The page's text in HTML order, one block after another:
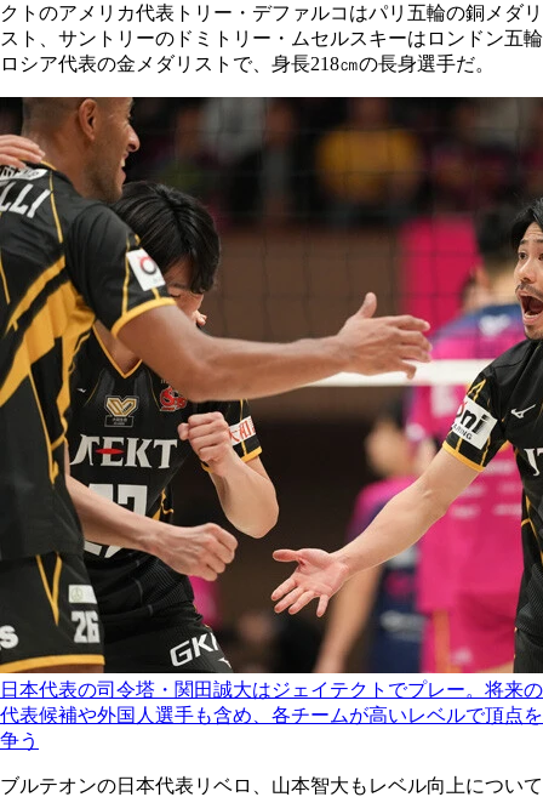
クトのアメリカ代表トリー・デファルコはパリ五輪の銅メダリ
スト、サントリーのドミトリー・ムセルスキーはロンドン五輪
ロシア代表の金メダリストで、身長218㎝の長身選手だ。
日本代表の司令塔・関田誠大はジェイテクトでプレー。将来の
代表候補や外国人選手も含め、各チームが高いレベルで頂点を
争う
ブルテオンの日本代表リベロ、山本智大もレベル向上について